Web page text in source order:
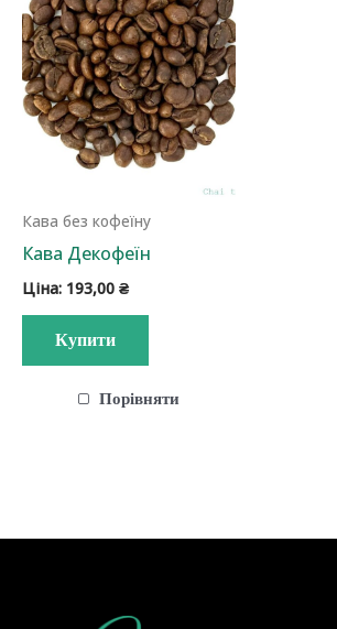
Кава без кофеїну
Кава Декофеїн
Ціна: 193,00 ₴
Купити
Порівняти